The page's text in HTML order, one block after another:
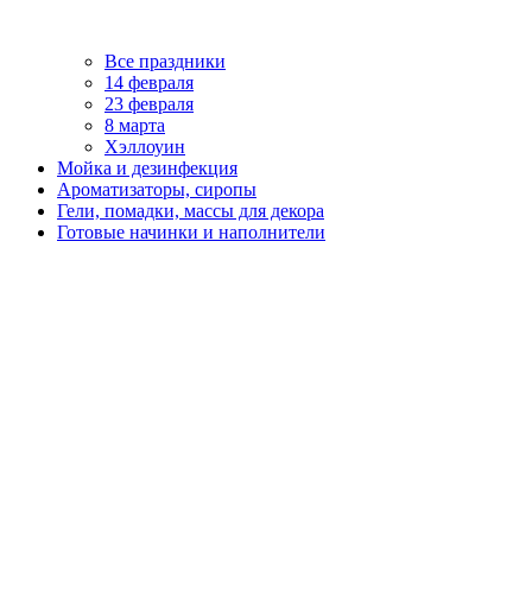
Все праздники
14 февраля
23 февраля
8 марта
Хэллоуин
Мойка и дезинфекция
Ароматизаторы, сиропы
Гели, помадки, массы для декора
Готовые начинки и наполнители